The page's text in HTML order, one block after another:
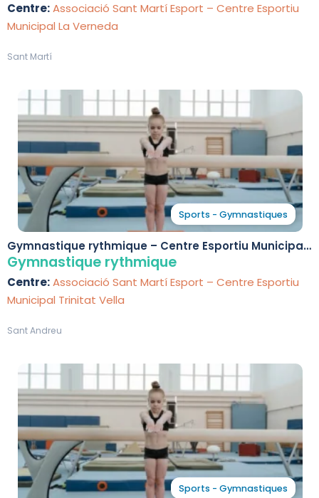
Centre:Associació Sant Martí Esport – Centre Esportiu
Municipal La Verneda
Sant Martí
Sports - Gymnastiques
Gymnastique rythmique – Centre Esportiu Municipal
Trinitat Vella
Gymnastique rythmique
Centre:Associació Sant Martí Esport – Centre Esportiu
Municipal Trinitat Vella
Sant Andreu
Sports - Gymnastiques